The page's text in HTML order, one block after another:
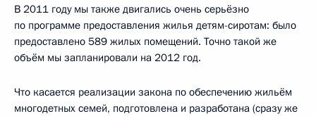
В 2011 году мы также двигались очень серьёзно
по программе предоставления жилья детям-сиротам: было
предоставлено 589 жилых помещений. Точно такой же
объём мы запланировали на 2012 год.
Что касается реализации закона по обеспечению жильём
многодетных семей, подготовлена и разработана (сразу же